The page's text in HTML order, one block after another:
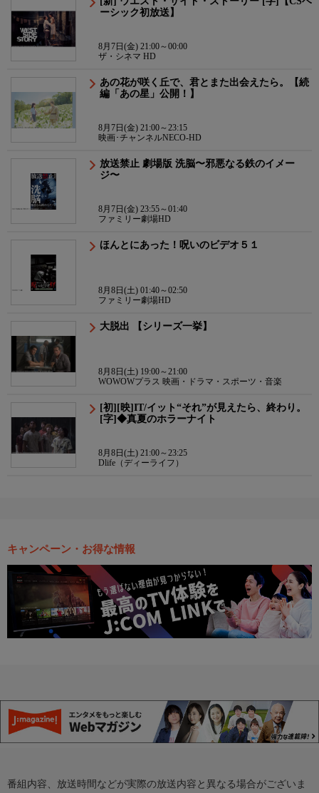
ーシック初放送】
8月7日(金) 21:00～00:00
ザ・シネマ HD
あの花が咲く丘で、君とまた出会えたら。【続
編「あの星」公開！】
8月7日(金) 21:00～23:15
映画･チャンネルNECO-HD
放送禁止 劇場版 洗脳〜邪悪なる鉄のイメー
ジ〜
8月7日(金) 23:55～01:40
ファミリー劇場HD
ほんとにあった！呪いのビデオ５１
8月8日(土) 01:40～02:50
ファミリー劇場HD
大脱出 【シリーズ一挙】
8月8日(土) 19:00～21:00
WOWOWプラス 映画・ドラマ・スポーツ・音楽
[初][映]IT/イット“それ”が見えたら、終わり。
[字]◆真夏のホラーナイト
8月8日(土) 21:00～23:25
Dlife（ディーライフ）
キャンペーン・お得な情報
番組内容、放送時間などが実際の放送内容と異なる場合がございま